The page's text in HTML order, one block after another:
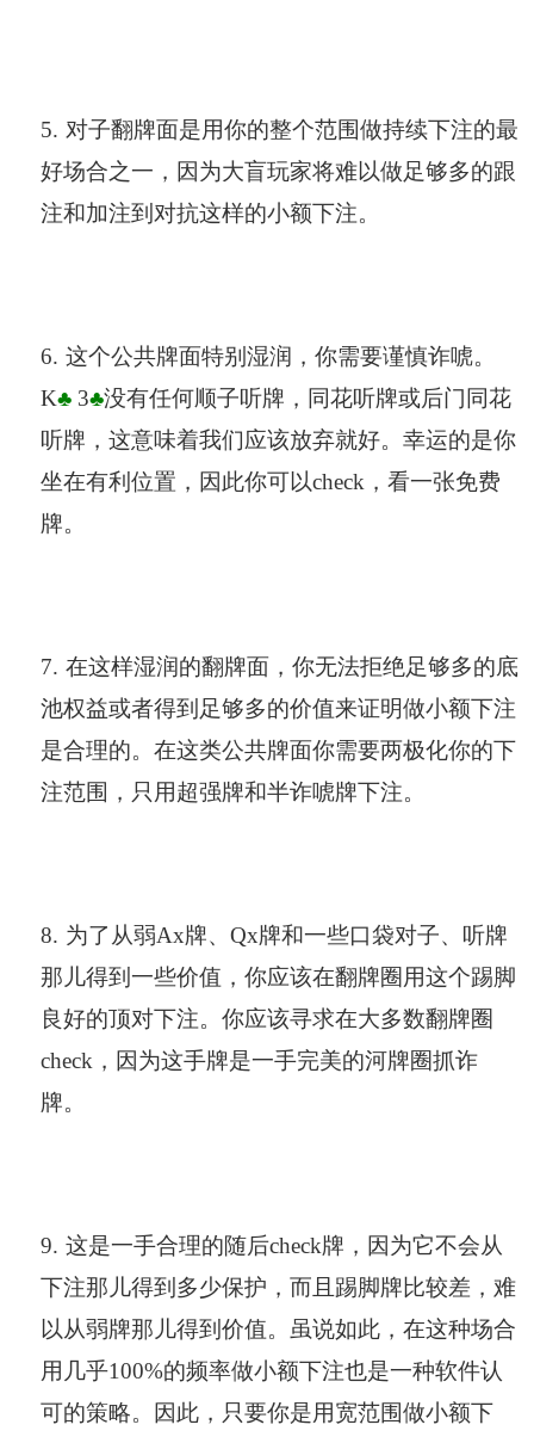
5. 对子翻牌面是用你的整个范围做持续下注的最
好场合之一，因为大盲玩家将难以做足够多的跟
注和加注到对抗这样的小额下注。
6. 这个公共牌面特别湿润，你需要谨慎诈唬。
K♣ 3♣没有任何顺子听牌，同花听牌或后门同花
听牌，这意味着我们应该放弃就好。幸运的是你
坐在有利位置，因此你可以check，看一张免费
牌。
7. 在这样湿润的翻牌面，你无法拒绝足够多的底
池权益或者得到足够多的价值来证明做小额下注
是合理的。在这类公共牌面你需要两极化你的下
注范围，只用超强牌和半诈唬牌下注。
8. 为了从弱Ax牌、Qx牌和一些口袋对子、听牌
那儿得到一些价值，你应该在翻牌圈用这个踢脚
良好的顶对下注。你应该寻求在大多数翻牌圈
check，因为这手牌是一手完美的河牌圈抓诈
牌。
9. 这是一手合理的随后check牌，因为它不会从
下注那儿得到多少保护，而且踢脚牌比较差，难
以从弱牌那儿得到价值。虽说如此，在这种场合
用几乎100%的频率做小额下注也是一种软件认
可的策略。因此，只要你是用宽范围做小额下